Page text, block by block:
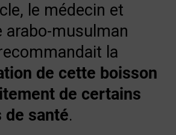
le médecin et
arabo-musulman
la
de cette boisson
de certains
de santé.